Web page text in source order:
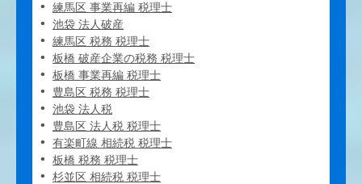
練馬区 事業再編 税理士
池袋 法人破産
練馬区 税務 税理士
板橋 破産企業の税務 税理士
板橋 事業再編 税理士
豊島区 税務 税理士
池袋 法人税
豊島区 法人税 税理士
有楽町線 相続税 税理士
板橋 税務 税理士
杉並区 相続税 税理士